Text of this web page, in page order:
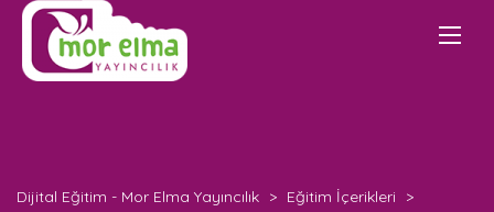
Dijital Eğitim - Mor Elma Yayıncılık > Eğitim İçerikleri
>